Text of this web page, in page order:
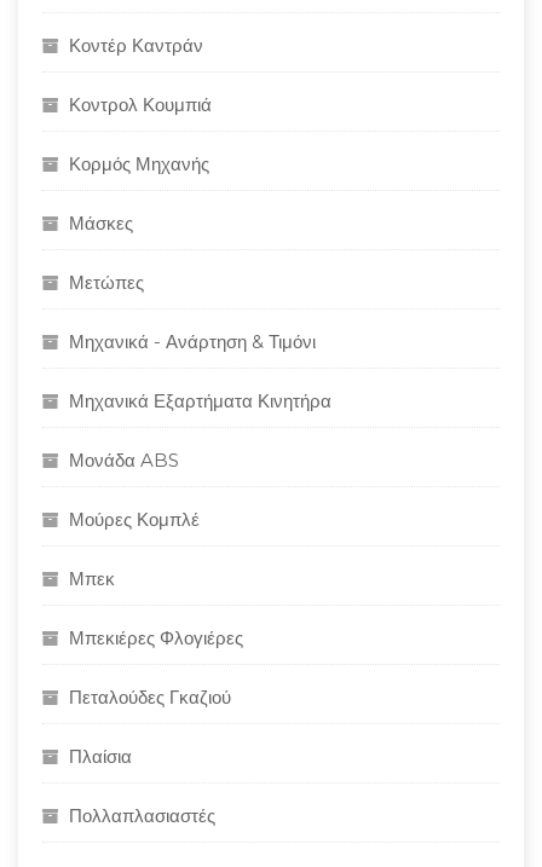
Κοντέρ Καντράν
Κοντρολ Κουμπιά
Κορμός Μηχανής
Μάσκες
Μετώπες
Μηχανικά - Ανάρτηση & Τιμόνι
Μηχανικά Εξαρτήματα Κινητήρα
Μονάδα ABS
Μούρες Κομπλέ
Μπεκ
Μπεκιέρες Φλογιέρες
Πεταλούδες Γκαζιού
Πλαίσια
Πολλαπλασιαστές